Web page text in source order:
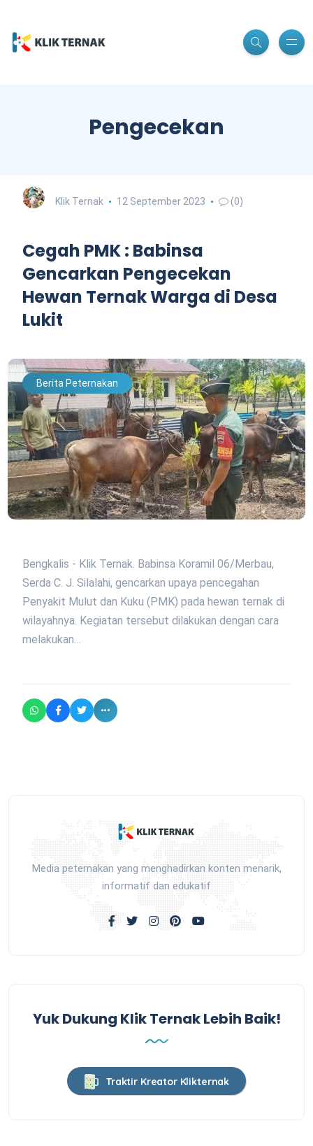
Pengecekan
Klik Ternak 12 September 2023 (0)
Cegah PMK : Babinsa
Gencarkan Pengecekan
Hewan Ternak Warga di Desa
Lukit
Berita Peternakan
Bengkalis - Klik Ternak. Babinsa Koramil 06/Merbau,
Serda C. J. Silalahi, gencarkan upaya pencegahan
Penyakit Mulut dan Kuku (PMK) pada hewan ternak di
wilayahnya. Kegiatan tersebut dilakukan dengan cara
melakukan…
Media peternakan yang menghadirkan konten menarik,
informatif dan edukatif
Yuk Dukung Klik Ternak Lebih Baik!
Traktir Kreator Klikternak